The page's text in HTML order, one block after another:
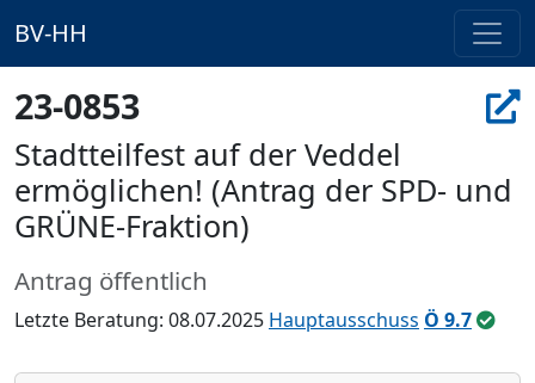
BV-HH
23-0853
Stadtteilfest auf der Veddel
ermöglichen! (Antrag der SPD- und
GRÜNE-Fraktion)
Antrag öffentlich
Letzte Beratung: 08.07.2025 Hauptausschuss Ö 9.7